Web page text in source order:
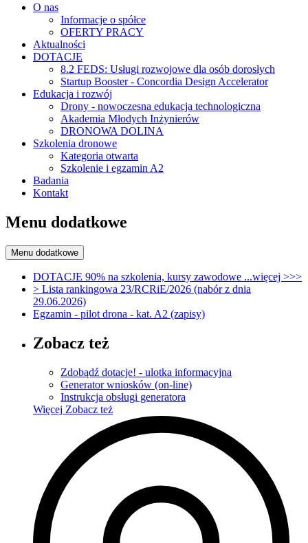
O nas
Informacje o spółce
OFERTY PRACY
Aktualności
DOTACJE
8.2 FEDS: Usługi rozwojowe dla osób dorosłych
Startup Booster - Concordia Design Accelerator
Edukacja i rozwój
Drony - nowoczesna edukacja technologiczna
Akademia Młodych Inżynierów
DRONOWA DOLINA
Szkolenia dronowe
Kategoria otwarta
Szkolenie i egzamin A2
Badania
Kontakt
Menu dodatkowe
Menu dodatkowe
DOTACJE 90% na szkolenia, kursy zawodowe ...więcej >>>
> Lista rankingowa 23/RCRiE/2026 (nabór z dnia
29.06.2026)
Egzamin - pilot drona - kat. A2 (zapisy)
Zobacz też
Zdobądź dotacje! - ulotka informacyjna
Generator wniosków (on-line)
Instrukcja obsługi generatora
Więcej Zobacz też